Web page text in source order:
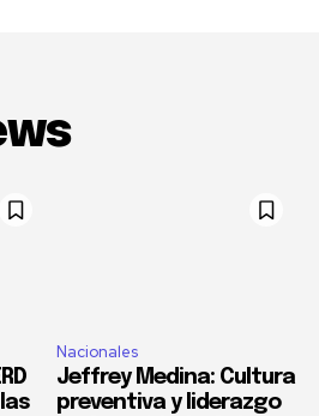
Nacionales
Jeffrey Medina: Cultura
preventiva y liderazgo